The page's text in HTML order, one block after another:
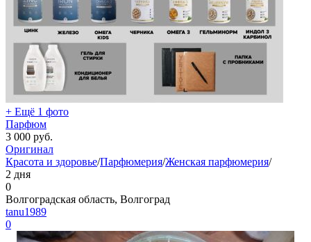
+ Ещё 1 фото
Парфюм
3 000 руб.
Оригинал
Красота и здоровье/Парфюмерия/Женская парфюмерия/
2 дня
0
Волгоградская область, Волгоград
tanu1989
0